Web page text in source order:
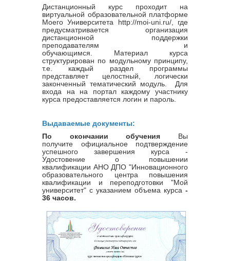
Дистанционный курс проходит на
виртуальной образовательной платформе
Моего Университета http://moi-uni.ru/, где
предусматривается организация
дистанционной поддержки
преподавателям и
обучающимся. Материал курса
структурирован по модульному принципу,
т.е. каждый раздел программы
представляет целостный, логически
законченный тематический модуль. Для
входа на на портал каждому участнику
курса предоставляется логин и пароль.
Выдаваемые документы:
По окончании обучения Вы
получите официальное подтверждение
успешного завершения курса -
Удостовение о повышении
квалификации АНО ДПО "Инновационного
образовательного центра повышения
квалификации и переподготовки "Мой
университет" с указанием объема курса -
36 часов.